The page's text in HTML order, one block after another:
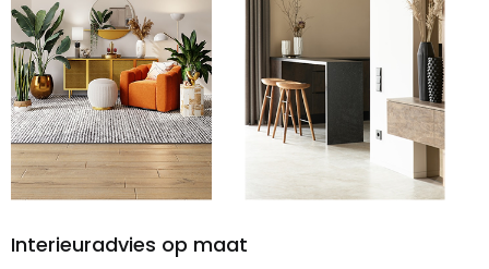
Interieuradvies op maat